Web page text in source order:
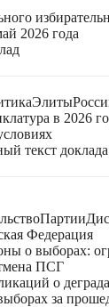
2026 года
Элиты
в 2026
текст
Партии
Федерация
о выборах:
ПСГ
о
за